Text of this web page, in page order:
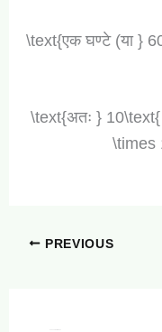
\text{एक घण्टे (या }
\text{अतः } 10\text{
\times
PREVIOUS